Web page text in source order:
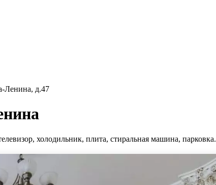
Ленина, д.47
холодильник, плита, стиральная машина, парковка.